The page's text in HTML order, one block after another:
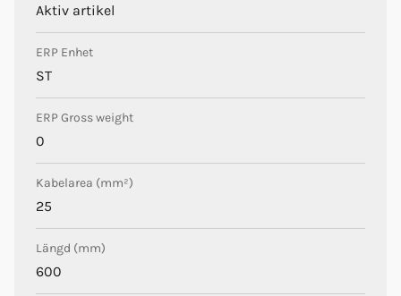
Aktiv artikel
ERP Enhet
ST
ERP Gross weight
0
Kabelarea (mm²)
25
Längd (mm)
600